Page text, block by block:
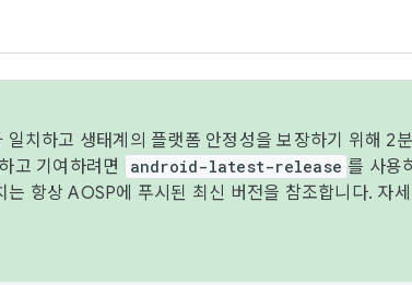
치하고 생태계의 플랫폼 안정성을 보장하기 위해 2
고 기여하려면
android-latest-release 를 사용
는 항상 AOSP에 푸시된 최신 버전을 참조합니다. 자